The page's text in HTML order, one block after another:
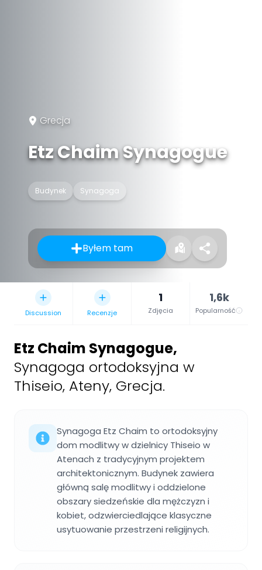
Grecja
Etz Chaim Synagogue
Budynek Synagoga
Byłem tam
Discussion Recenzje
1
Zdjęcia
1,6k
Popularność
Etz Chaim Synagogue,
Synagoga ortodoksyjna w
Thiseio, Ateny, Grecja.
Synagoga Etz Chaim to ortodoksyjny
dom modlitwy w dzielnicy Thiseio w
Atenach z tradycyjnym projektem
architektonicznym. Budynek zawiera
główną salę modlitwy i oddzielone
obszary siedzeńskie dla mężczyzn i
kobiet, odzwierciedlające klasyczne
usytuowanie przestrzeni religijnych.